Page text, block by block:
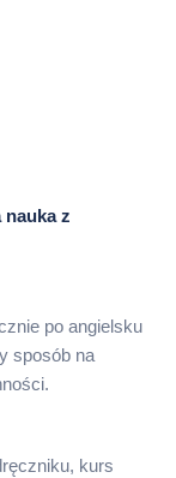
z
po angielsku
sposób na
kurs